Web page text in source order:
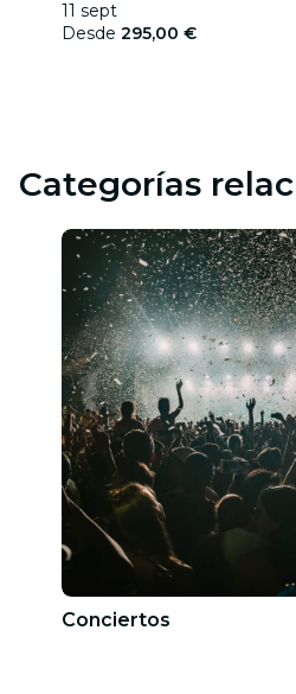
11 sept
Desde 295,00 €
Categorías
Conciertos